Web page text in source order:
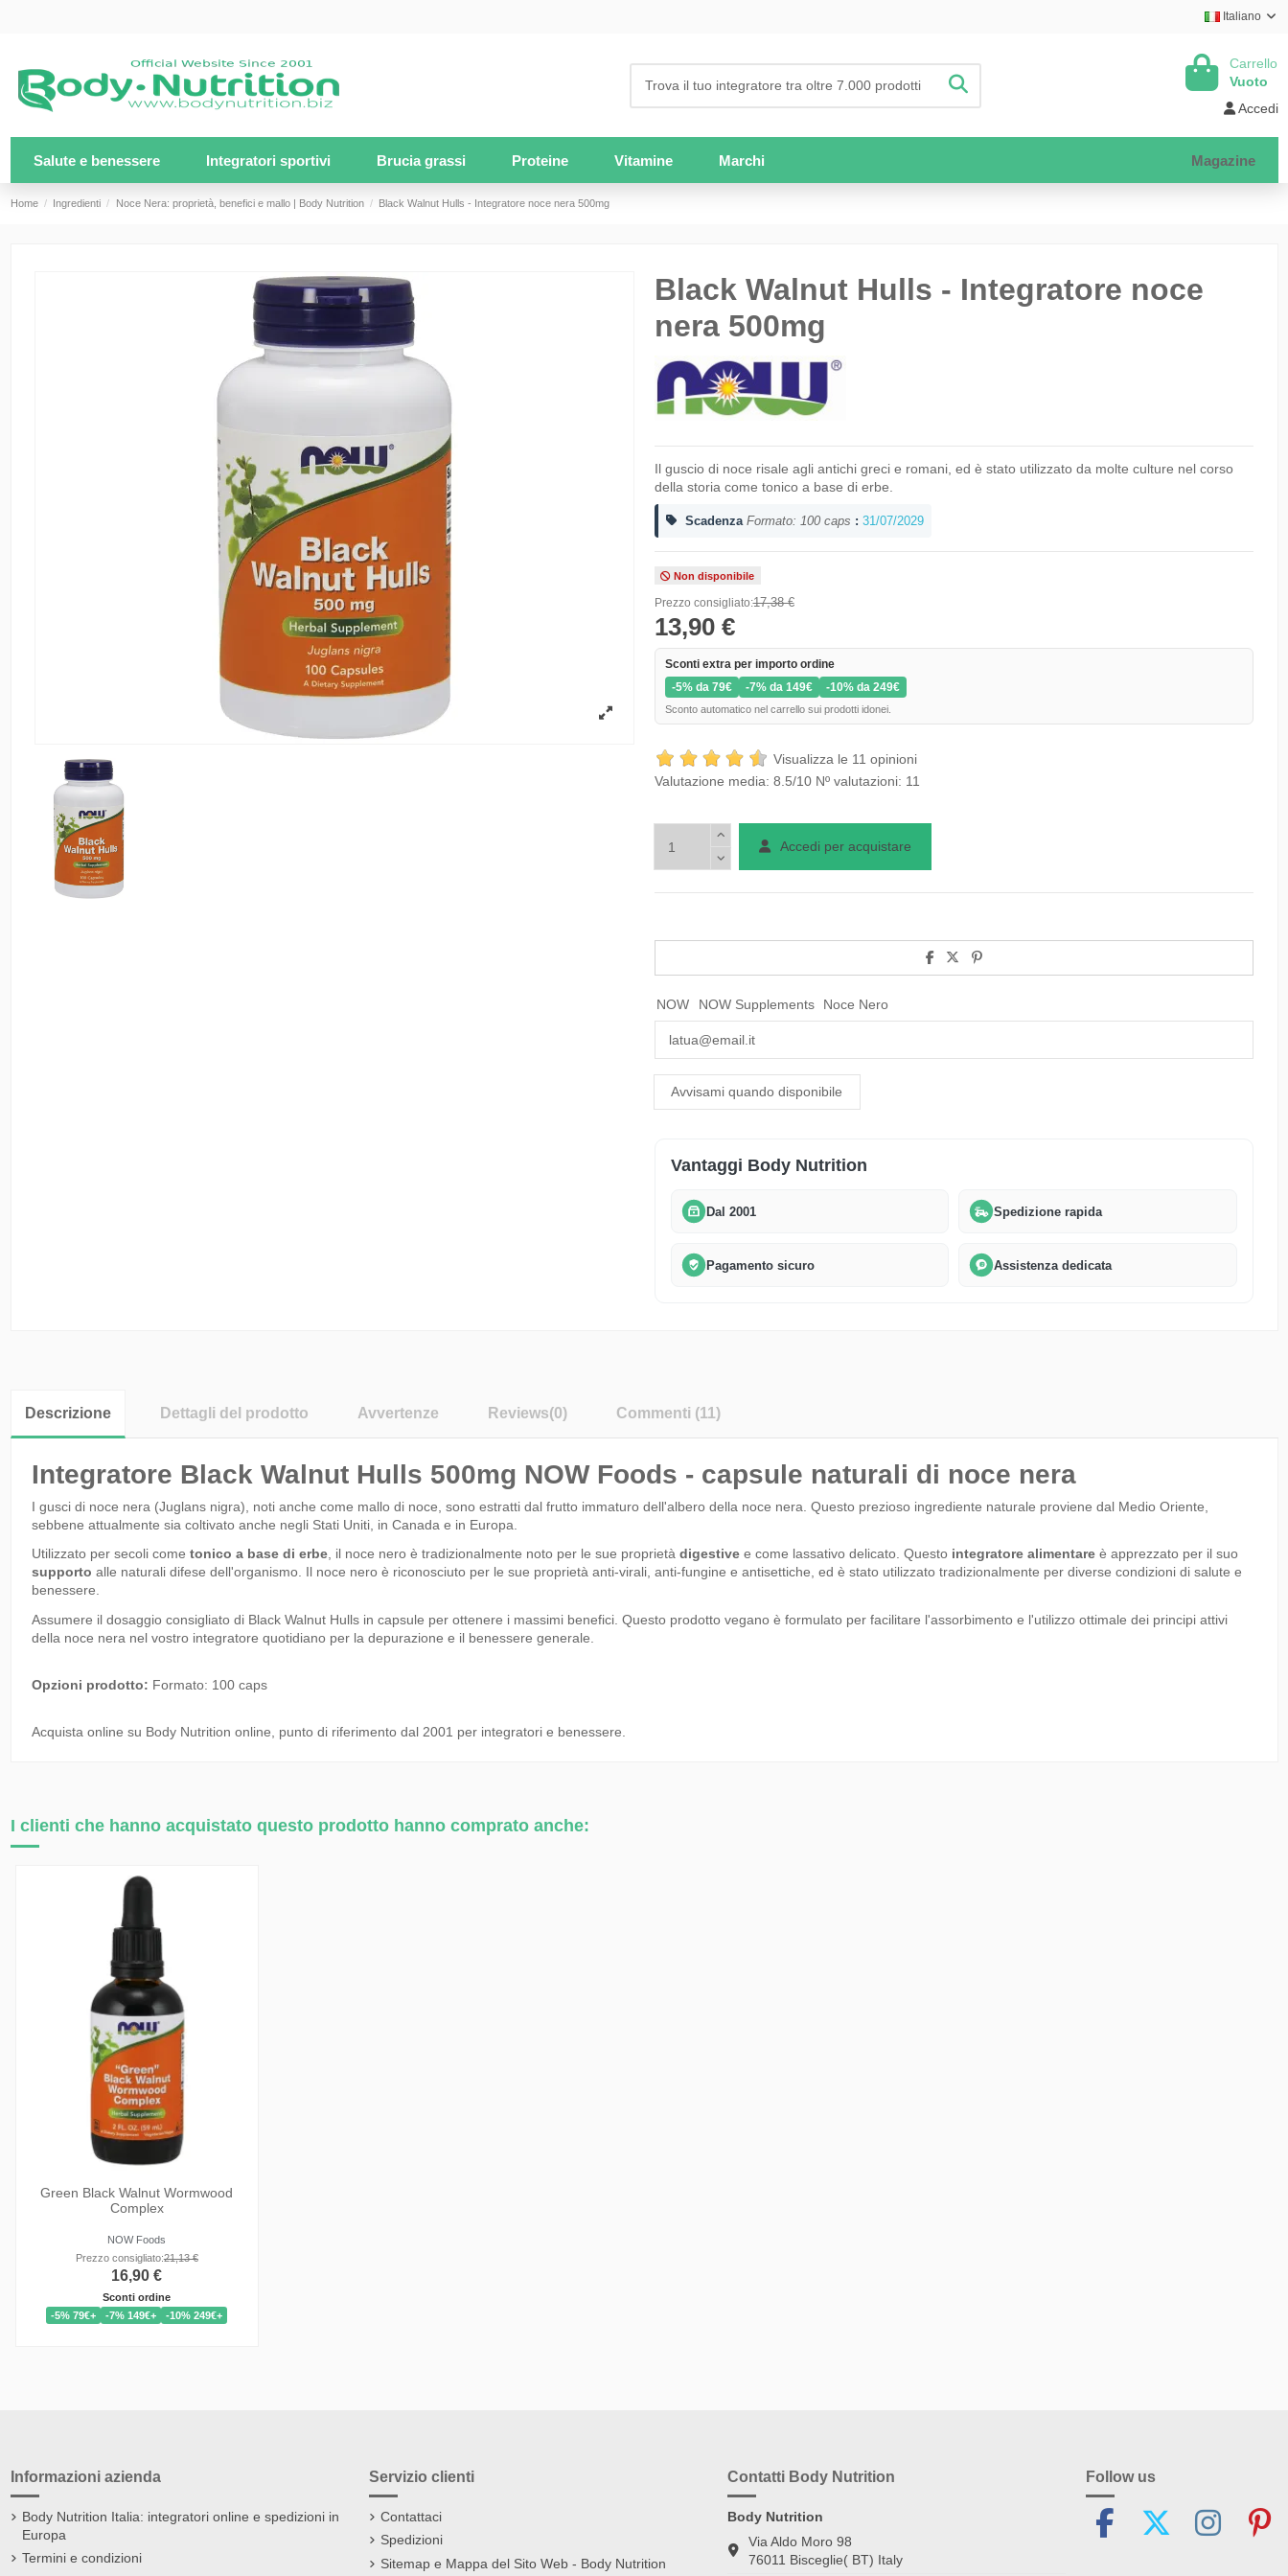
Italiano
Carrello
Vuoto
Accedi
Salute e benessere Integratori sportivi Brucia grassi Proteine Vitamine Marchi Magazine
Home Ingredienti Noce Nera: proprietà, benefici e mallo | Body Nutrition Black Walnut Hulls - Integratore noce nera 500mg
Black Walnut Hulls - Integratore noce
nera 500mg
Il guscio di noce risale agli antichi greci e romani, ed è stato utilizzato da molte culture nel corso
della storia come tonico a base di erbe.
Scadenza Formato: 100 caps : 31/07/2029
Non disponibile
Prezzo consigliato:17,38 €
13,90 €
Sconti extra per importo ordine
-5% da 79€
-7% da 149€ -10% da 249€
Sconto automatico nel carrello sui prodotti idonei.
Visualizza le 11 opinioni
Valutazione media: 8.5/10 Nº valutazioni: 11
Accedi per acquistare
NOW NOW Supplements Noce Nero
Vantaggi Body Nutrition
Dal 2001 Spedizione rapida
Pagamento sicuro Assistenza dedicata
Descrizione Dettagli del prodotto Avvertenze Reviews(0) Commenti (11)
Integratore Black Walnut Hulls 500mg NOW Foods - capsule naturali di noce nera
I gusci di noce nera (Juglans nigra), noti anche come mallo di noce, sono estratti dal frutto immaturo dell'albero della noce nera. Questo prezioso ingrediente naturale proviene dal Medio Oriente,
sebbene attualmente sia coltivato anche negli Stati Uniti, in Canada e in Europa.
Utilizzato per secoli come tonico a base di erbe, il noce nero è tradizionalmente noto per le sue proprietà digestivee come lassativo delicato. Questo integratore alimentareè apprezzato per il suo
supporto alle naturali difese dell'organismo. Il noce nero è riconosciuto per le sue proprietà anti-virali, anti-fungine e antisettiche, ed è stato utilizzato tradizionalmente per diverse condizioni di salute e
benessere.
Assumere il dosaggio consigliato di Black Walnut Hulls in capsule per ottenere i massimi benefici. Questo prodotto vegano è formulato per facilitare l'assorbimento e l'utilizzo ottimale dei principi attivi
della noce nera nel vostro integratore quotidiano per la depurazione e il benessere generale.
Opzioni prodotto: Formato: 100 caps
Acquista online su Body Nutrition online , punto di riferimento dal 2001 per integratori e benessere.
I clienti che hanno acquistato questo prodotto hanno comprato anche:
Green Black Walnut Wormwood
Complex
NOW Foods
Prezzo consigliato:21,13 €
16,90 €
Sconti ordine
-5% 79€+
-7% 149€+ -10% 249€+
Informazioni azienda
Body Nutrition Italia: integratori online e spedizioni in
Europa
Termini e condizioni
Servizio clienti
Contattaci
Spedizioni
Sitemap e Mappa del Sito Web - Body Nutrition
Contatti Body Nutrition
Body Nutrition
Via Aldo Moro 98
76011 Bisceglie( BT) Italy
Follow us